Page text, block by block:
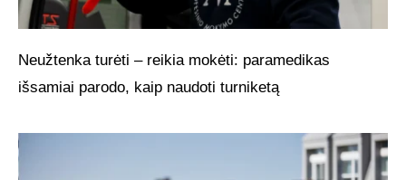
Neužtenka turėti – reikia mokėti: paramedikas
išsamiai parodo, kaip naudoti turniketą